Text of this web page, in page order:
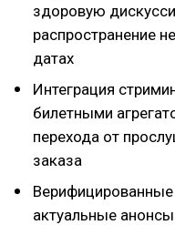
здоровую
распространение
датах
Интеграция
билетными
перехода от
заказа
актуальные